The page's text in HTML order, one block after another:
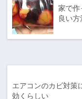
家で作
良い方
エアコンのカビ対策
効くらしい